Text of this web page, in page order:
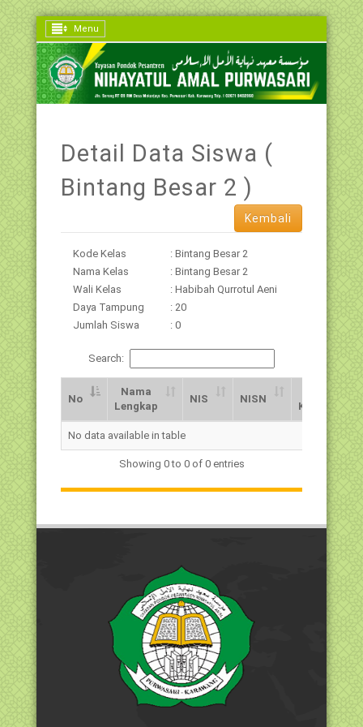
Menu
Detail Data Siswa (
Bintang Besar 2 )
Kembali
Kode Kelas
: Bintang Besar 2
Nama Kelas
: Bintang Besar 2
Wali Kelas
: Habibah Qurrotul Aeni
Daya Tampung
: 20
Jumlah Siswa
: 0
Search:
No
Nama
Lengkap
NIS NISN
Kelamin
No
Nama
Kelamin
No data available in table
Showing 0 to 0 of 0 entries